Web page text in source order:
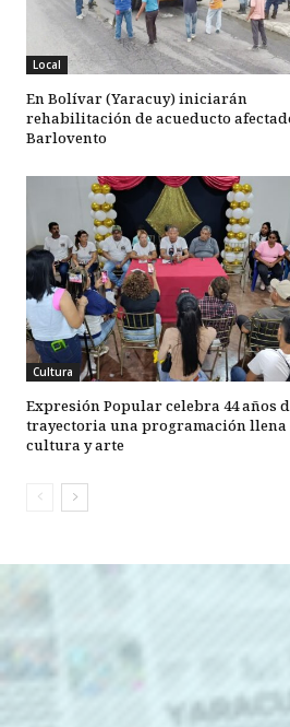
Local
En Bolívar (Yaracuy) iniciarán
rehabilitación de acueducto
Barlovento
Cultura
Expresión Popular celebra 44 años
trayectoria una programación llena
cultura y arte